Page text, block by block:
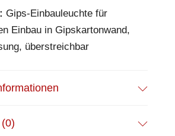
Gips-Einbauleuchte für
Einbau in Gipskartonwand,
überstreichbar